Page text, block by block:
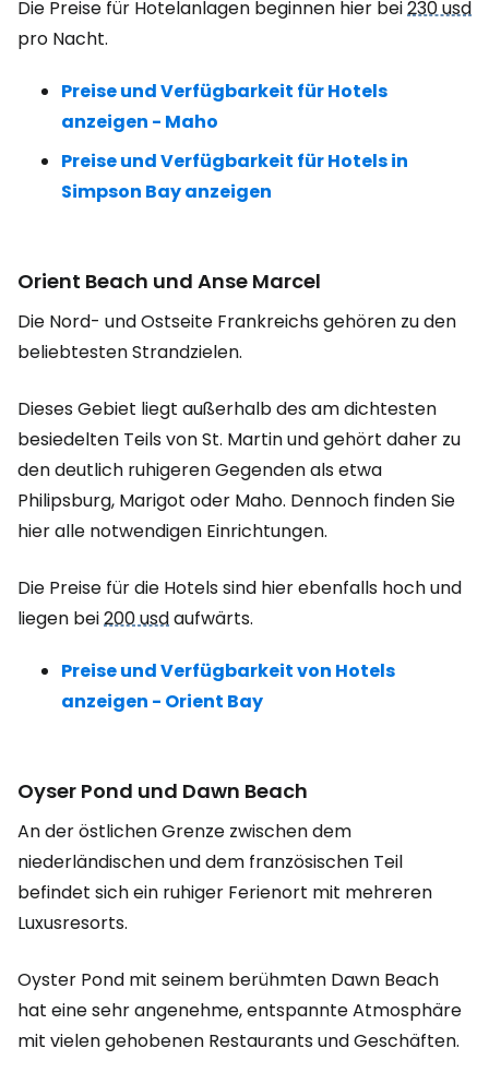
Die Preise für Hotelanlagen beginnen hier bei230 usd
pro Nacht.
Preise und Verfügbarkeit für Hotels
anzeigen - Maho
Preise und Verfügbarkeit für Hotels in
Simpson Bay anzeigen
Orient Beach und Anse Marcel
Die Nord- und Ostseite Frankreichs gehören zu den
beliebtesten Strandzielen.
Dieses Gebiet liegt außerhalb des am dichtesten
besiedelten Teils von St. Martin und gehört daher zu
den deutlich ruhigeren Gegenden als etwa
Philipsburg, Marigot oder Maho. Dennoch finden Sie
hier alle notwendigen Einrichtungen.
Die Preise für die Hotels sind hier ebenfalls hoch und
liegen bei200 usdaufwärts.
Preise und Verfügbarkeit von Hotels
anzeigen - Orient Bay
Oyser Pond und Dawn Beach
An der östlichen Grenze zwischen dem
niederländischen und dem französischen Teil
befindet sich ein ruhiger Ferienort mit mehreren
Luxusresorts.
Oyster Pond mit seinem berühmten Dawn Beach
hat eine sehr angenehme, entspannte Atmosphäre
mit vielen gehobenen Restaurants und Geschäften.